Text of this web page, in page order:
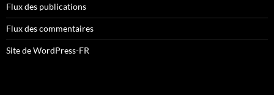
Flux des publications
Flux des commentaires
Site de WordPress-FR